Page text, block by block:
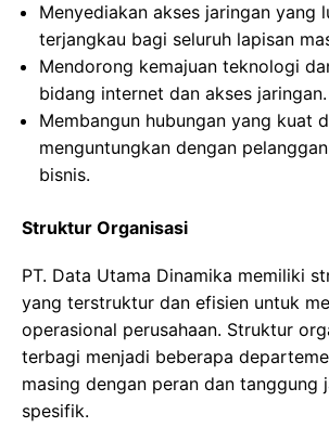
Menyediakan akses jaringan yang
terjangkau bagi seluruh lapisan
Mendorong kemajuan teknologi
bidang internet dan akses jaringan.
Membangun hubungan yang kuat
menguntungkan dengan
bisnis.
Struktur Organisasi
PT. Data Utama Dinamika memiliki
yang terstruktur dan efisien untuk
operasional perusahaan. Struktur
terbagi menjadi beberapa
masing dengan peran dan tanggung
spesifik.